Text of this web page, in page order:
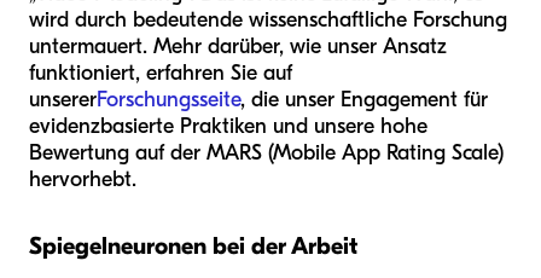
wird durch bedeutende wissenschaftliche Forschung
untermauert. Mehr darüber, wie unser Ansatz
funktioniert, erfahren Sie auf
unsererForschungsseite, die unser Engagement für
evidenzbasierte Praktiken und unsere hohe
Bewertung auf der MARS (Mobile App Rating Scale)
hervorhebt.
Spiegelneuronen bei der Arbeit